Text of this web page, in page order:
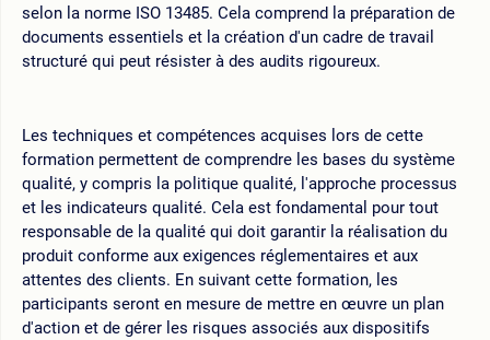
selon la norme ISO 13485. Cela comprend la préparation de
documents essentiels et la création d'un cadre de travail
structuré qui peut résister à des audits rigoureux.
Les techniques et compétences acquises lors de cette
formation permettent de comprendre les bases du système
qualité, y compris la politique qualité, l'approche processus
et les indicateurs qualité. Cela est fondamental pour tout
responsable de la qualité qui doit garantir la réalisation du
produit conforme aux exigences réglementaires et aux
attentes des clients. En suivant cette formation, les
participants seront en mesure de mettre en œuvre un plan
d'action et de gérer les risques associés aux dispositifs